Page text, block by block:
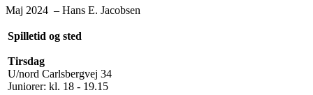
Maj 2024 – Hans E. Jacobsen
Spilletid og sted
Tirsdag
U/nord Carlsbergvej 34
Juniorer: kl. 18 - 19.15